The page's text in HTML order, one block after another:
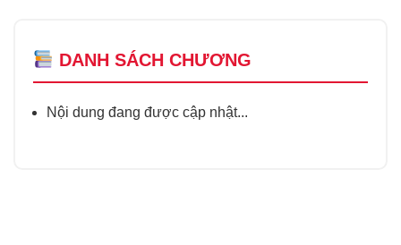
DANH SÁCH CHƯƠNG
Nội dung đang được cập nhật...